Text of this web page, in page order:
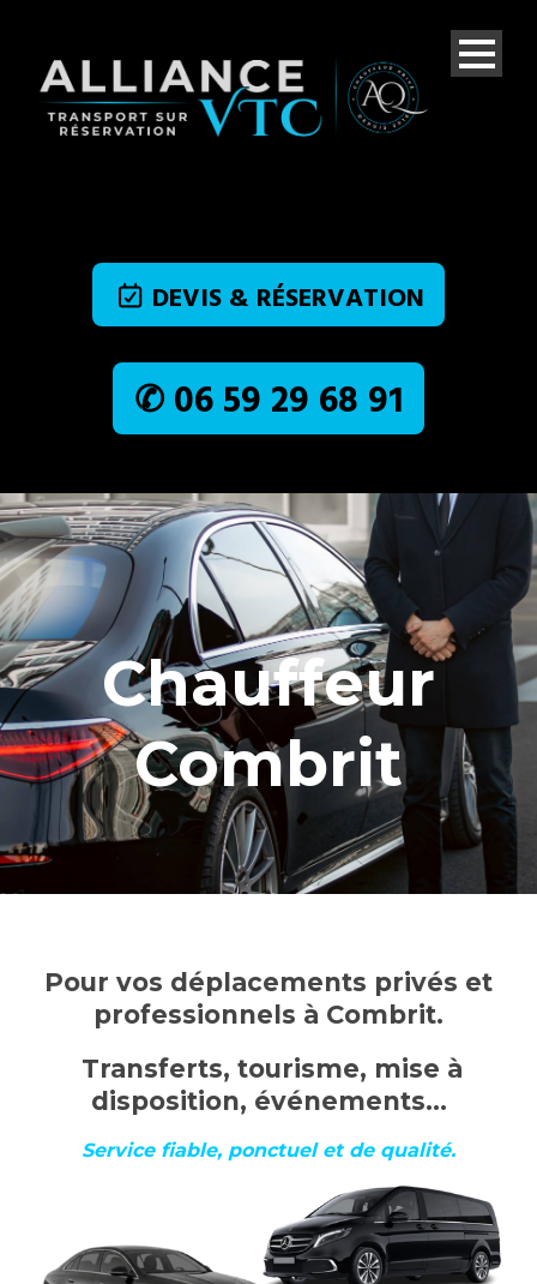
DEVIS & RÉSERVATION
✆ 06 59 29 68 91
Chauffeur
Combrit
Pour vos déplacements privés et
professionnels à Combrit.
Transferts, tourisme, mise à
disposition, événements…
Service fiable, ponctuel et de qualité.